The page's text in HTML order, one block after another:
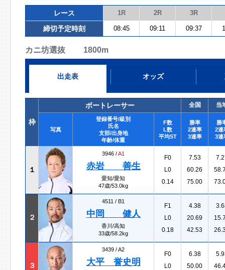
レース 1R 2R 3R
締切予定時刻 08:45 09:11 09:37
カニ坊選抜 1800m
出走表 オッズ
枠
ボートレーサー 全国 当
写真
登録番号/級別
氏名
支部/出身地
年齢/体重
F数
L数
平均ST
勝率
2連率
3連率
勝
2連
3連
１
3946 /A1
赤岩 善生
愛知/愛知
47歳/53.0kg
F0
L0
0.14
7.53
60.26
75.00
２
4511 / B1
中岡 健人
香川/高知
33歳/58.2kg
F1
L0
0.18
4.38
20.69
42.53
３
3439 /A2
大平 誉史明
F0
L0
6.38
50.00